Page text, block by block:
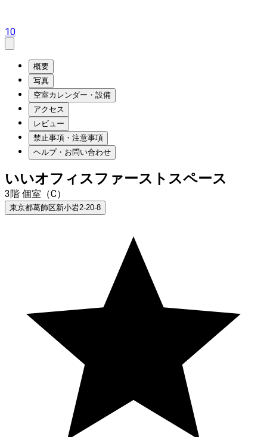
10
概要
写真
空室カレンダー・設備
アクセス
レビュー
禁止事項・注意事項
ヘルプ・お問い合わせ
いいオフィスファーストスペース
3階 個室（C）
東京都葛飾区新小岩2-20-8